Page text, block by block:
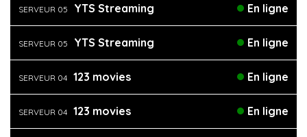
SERVEUR 05 YTS Streaming En ligne
SERVEUR 05 YTS Streaming En ligne
SERVEUR 04 123 movies En ligne
SERVEUR 04 123 movies En ligne